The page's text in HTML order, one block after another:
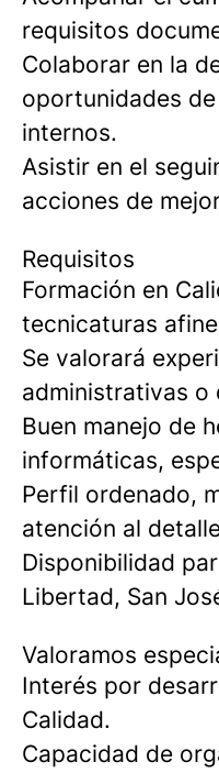
requisitos
Colaborar en la
oportunidades
internos.
Asistir en el
acciones de
Requisitos
Formación en
tecnicaturas
Se valorará
administrativas o
Buen manejo de
informáticas,
Perfil ordenado,
atención al
Disponibilidad
Libertad, San
Valoramos
Interés por
Calidad.
Capacidad de